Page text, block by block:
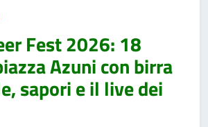
Fest 2026: 18
Azuni con birra
sapori e il live dei